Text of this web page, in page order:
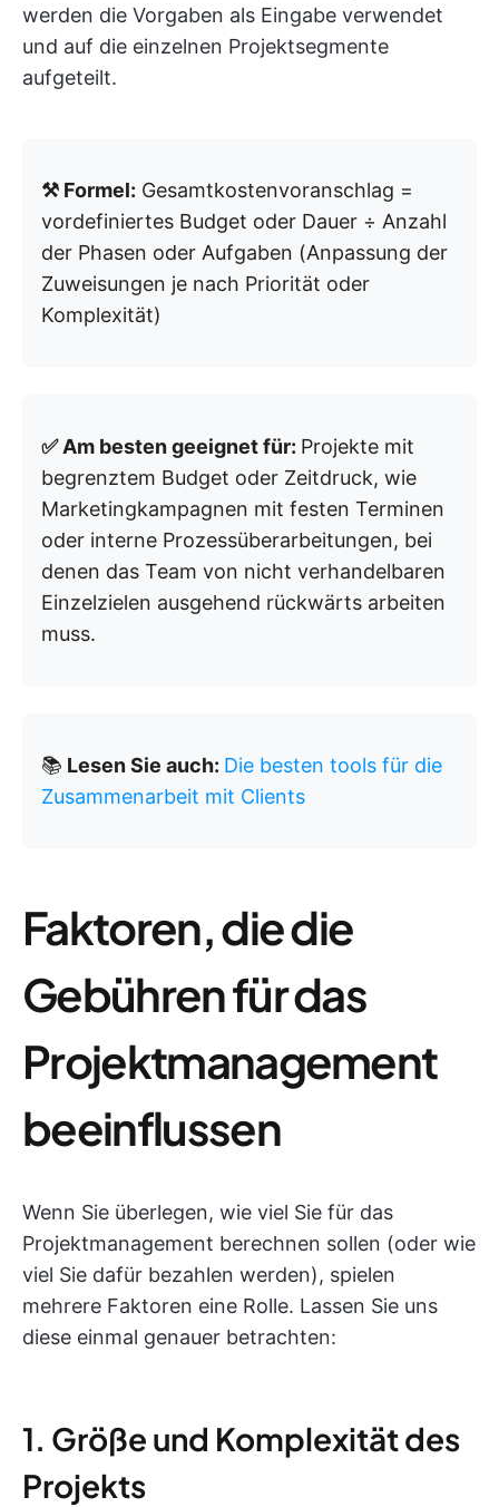
werden die Vorgaben als Eingabe verwendet
und auf die einzelnen Projektsegmente
aufgeteilt.
⚒️ Formel: Gesamtkostenvoranschlag =
vordefiniertes Budget oder Dauer ÷ Anzahl
der Phasen oder Aufgaben (Anpassung der
Zuweisungen je nach Priorität oder
Komplexität)
✅ Am besten geeignet für: Projekte mit
begrenztem Budget oder Zeitdruck, wie
Marketingkampagnen mit festen Terminen
oder interne Prozessüberarbeitungen, bei
denen das Team von nicht verhandelbaren
Einzelzielen ausgehend rückwärts arbeiten
muss.
📚 Lesen Sie auch: Die besten tools für die
Zusammenarbeit mit Clients
Faktoren, die die
Gebühren für das
Projektmanagement
beeinflussen
Wenn Sie überlegen, wie viel Sie für das
Projektmanagement berechnen sollen (oder wie
viel Sie dafür bezahlen werden), spielen
mehrere Faktoren eine Rolle. Lassen Sie uns
diese einmal genauer betrachten:
1. Größe und Komplexität des
Projekts